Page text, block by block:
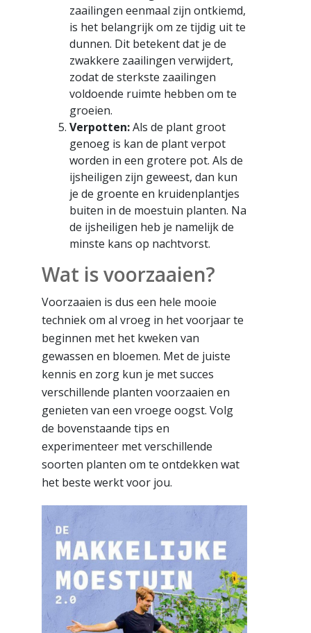
zaailingen eenmaal zijn ontkiemd,
is het belangrijk om ze tijdig uit te
dunnen. Dit betekent dat je de
zwakkere zaailingen verwijdert,
zodat de sterkste zaailingen
voldoende ruimte hebben om te
groeien.
Verpotten:Als de plant groot
genoeg is kan de plant verpot
worden in een grotere pot. Als de
ijsheiligen zijn geweest, dan kun
je de groente en kruidenplantjes
buiten in de moestuin planten. Na
de ijsheiligen heb je namelijk de
minste kans op nachtvorst.
Wat is voorzaaien?
Voorzaaien is dus een hele mooie
techniek om al vroeg in het voorjaar te
beginnen met het kweken van
gewassen en bloemen. Met de juiste
kennis en zorg kun je met succes
verschillende planten voorzaaien en
genieten van een vroege oogst. Volg
de bovenstaande tips en
experimenteer met verschillende
soorten planten om te ontdekken wat
het beste werkt voor jou.